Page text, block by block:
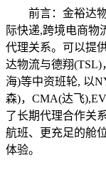
前言：金裕达物
际快递,跨境电商物
代理关系。可以提
达物流与德翔(TSL)
海)等中资班轮, 以
森)，CMA(达飞
了长期代理合作关
航班、更充足的舱
体验。